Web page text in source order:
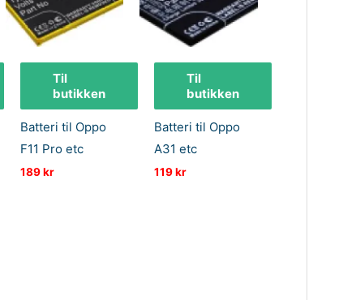
Til
butikken
Batteri til Oppo
F11 Pro etc
189kr
Til
butikken
Batteri til Oppo
A31 etc
119kr